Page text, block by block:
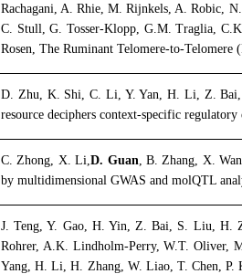
Rachagani, A. Rhie, M. Rijnkels, A. Robic,
C. Stull, G. Tosser-Klopp, G.M. Traglia,
Rosen, The Ruminant Telomere-to-Telomere
D. Zhu, K. Shi, C. Li, Y. Yan, H. Li, Z. Bai,
resource deciphers context-specific
C. Zhong, X. Li,D. Guan , B. Zhang, X.
by multidimensional GWAS and molQTL
J. Teng, Y. Gao, H. Yin, Z. Bai, S. Liu, H.
Rohrer, A.K. Lindholm-Perry, W.T. Oliver,
Yang, H. Li, H. Zhang, W. Liao, T. Chen,